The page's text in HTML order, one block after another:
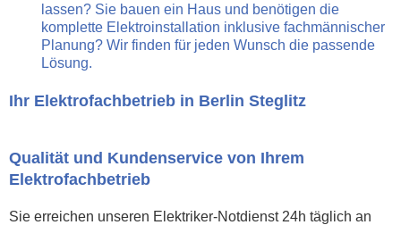
lassen? Sie bauen ein Haus und benötigen die
komplette Elektroinstallation inklusive fachmännischer
Planung? Wir finden für jeden Wunsch die passende
Lösung.
Ihr Elektrofachbetrieb in Berlin Steglitz
Qualität und Kundenservice von Ihrem
Elektrofachbetrieb
Sie erreichen unseren Elektriker-Notdienst 24h täglich an